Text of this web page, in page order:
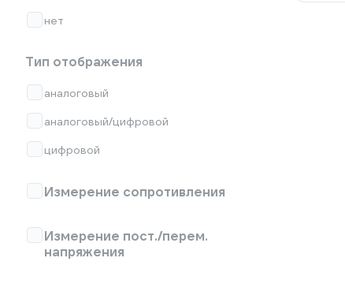
нет
Тип отображения
аналоговый
аналоговый/цифровой
цифровой
Измерение сопротивления
Измерение пост./перем.
напряжения